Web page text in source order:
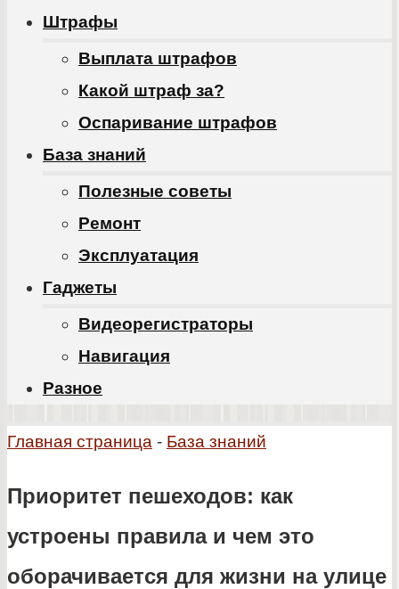
Штрафы
Выплата штрафов
Какой штраф за?
Оспаривание штрафов
База знаний
Полезные советы
Ремонт
Эксплуатация
Гаджеты
Видеорегистраторы
Навигация
Разное
Главная страница - База знаний
Приоритет пешеходов: как
устроены правила и чем это
оборачивается для жизни на улице